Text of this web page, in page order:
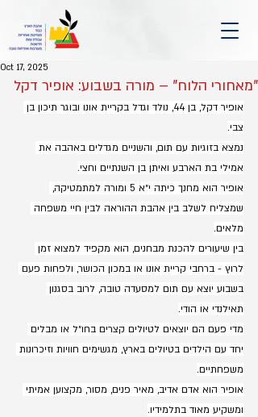
"מאחורי הלוח" – מורה בשבוע: אופיר דקל
Oct 17, 2025
אופיר דקל, בן 44, נולד וגדל בקריית אונו ובוגר תיכון בן
צבי.
נמצא בזוגיות עם תום, והשניים מגדלים באהבה את
אמילי בת הארבע ואיתן בן השנתיים וחצי.
אופיר הוא מחנך כיתה י״א 5 ומורה למתמטיקה,
שמצליח לשלב בין אהבת ההוראה לבין חיי משפחה
מלאים.
בין שיעורים להכנת מבחנים, הוא מקפיד למצוא זמן
לרוץ - ברחבי קריית אונו או במכון הכושר, ולפחות פעם
בשבוע יוצא עם תום למסעדה טובה, לרוב בסגנון
תאילנדי או הודי.
מדי פעם הם יוצאים לטיולים קצרים בחו״ל או מבלים
יחד עם הילדים בטיולים בארץ, מגשימים חוויות וזיכרונות
משפחתיים.
אופיר הוא אדם אדיב, מאיר פנים, מסור, מקצוען אמיתי
ומשקיע מאוד בתלמידיו.